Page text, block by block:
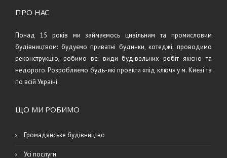
ПРО НАС
Понад 15 років ми займаємось цивільним та промисловим
будівництвом: будуємо приватні будинки, котеджі, проводимо
реконструкцію, робимо всі види будівельних робіт якісно та
недорого. Розробляємо будь-які проекти «під ключ» у м. Києві та
по всій Україні.
ЩО МИ РОБИМО
Громадянське будівництво
Усі послуги